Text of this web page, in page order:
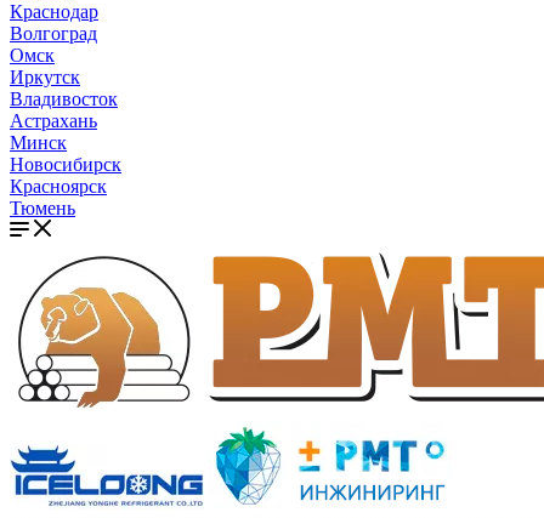
Краснодар
Волгоград
Омск
Иркутск
Владивосток
Астрахань
Минск
Новосибирск
Красноярск
Тюмень